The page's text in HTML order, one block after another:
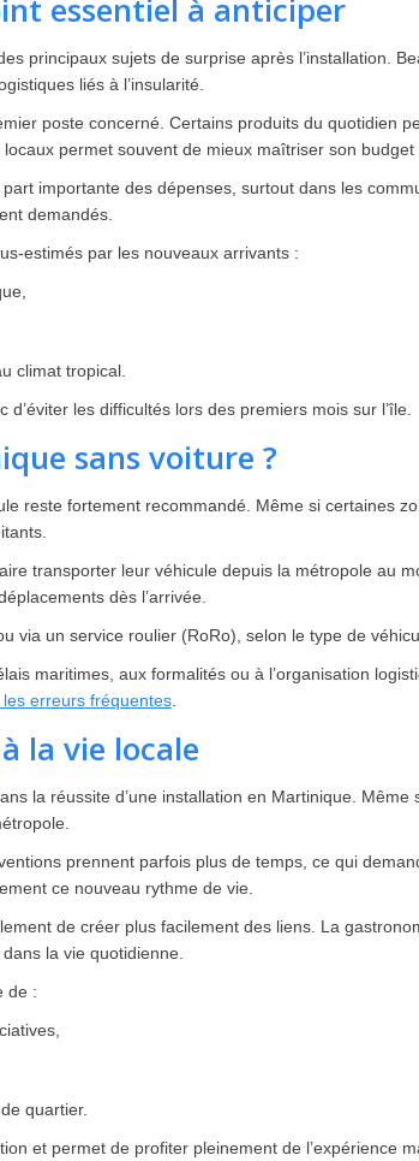
essentiel à anticiper
principaux sujets de surprise après l’installation.
liés à l’insularité.
poste concerné. Certains produits du quotidien
permet souvent de mieux maîtriser son
importante des dépenses, surtout dans les
demandés.
estimés par les nouveaux arrivants :
climat tropical.
les difficultés lors des premiers mois sur l’île.
sans voiture ?
reste fortement recommandé. Même si certaines
transporter leur véhicule depuis la métropole au
dès l’arrivée.
via un service roulier (RoRo), selon le type de
maritimes, aux formalités ou à l’organisation
erreurs fréquentes
la vie locale
la réussite d’une installation en Martinique.
prennent parfois plus de temps, ce qui
ce nouveau rythme de vie.
de créer plus facilement des liens. La
la vie quotidienne.
de :
quartier.
et permet de profiter pleinement de l’expérience